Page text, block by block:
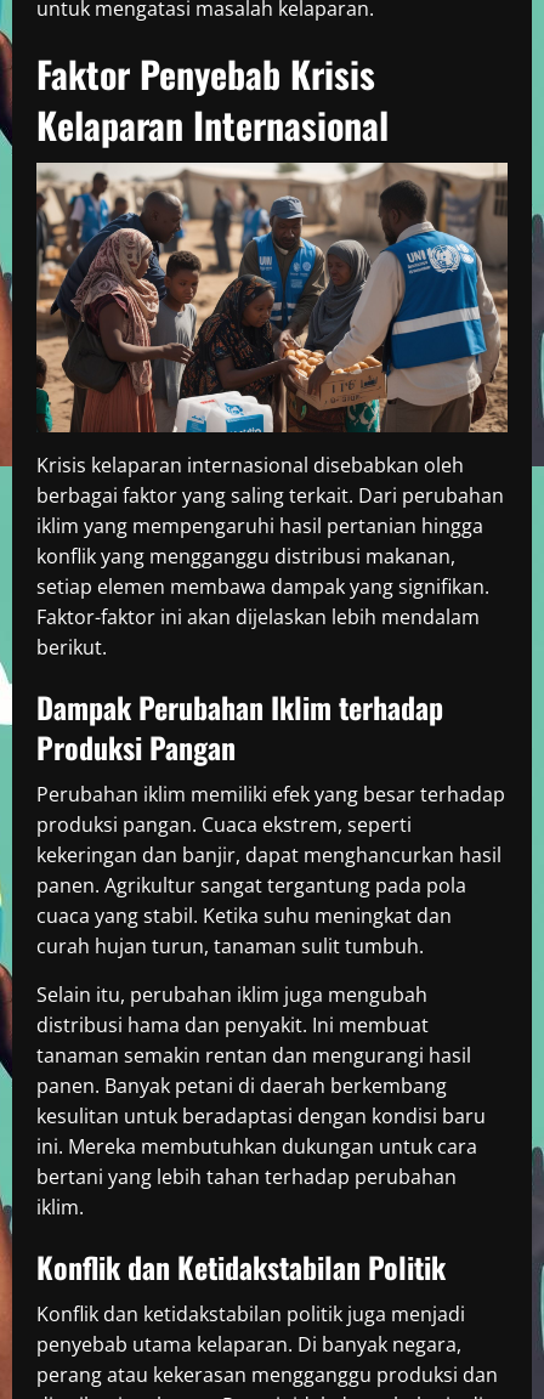
untuk mengatasi masalah kelaparan.
Faktor Penyebab Krisis
Kelaparan Internasional
Krisis kelaparan internasional disebabkan oleh
berbagai faktor yang saling terkait. Dari perubahan
iklim yang mempengaruhi hasil pertanian hingga
konflik yang mengganggu distribusi makanan,
setiap elemen membawa dampak yang signifikan.
Faktor-faktor ini akan dijelaskan lebih mendalam
berikut.
Dampak Perubahan Iklim terhadap
Produksi Pangan
Perubahan iklim memiliki efek yang besar terhadap
produksi pangan. Cuaca ekstrem, seperti
kekeringan dan banjir, dapat menghancurkan hasil
panen. Agrikultur sangat tergantung pada pola
cuaca yang stabil. Ketika suhu meningkat dan
curah hujan turun, tanaman sulit tumbuh.
Selain itu, perubahan iklim juga mengubah
distribusi hama dan penyakit. Ini membuat
tanaman semakin rentan dan mengurangi hasil
panen. Banyak petani di daerah berkembang
kesulitan untuk beradaptasi dengan kondisi baru
ini. Mereka membutuhkan dukungan untuk cara
bertani yang lebih tahan terhadap perubahan
iklim.
Konflik dan Ketidakstabilan Politik
Konflik dan ketidakstabilan politik juga menjadi
penyebab utama kelaparan. Di banyak negara,
perang atau kekerasan mengganggu produksi dan